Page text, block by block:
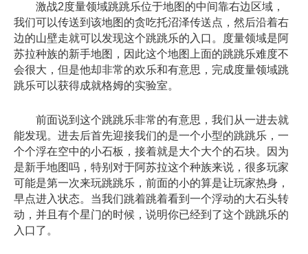
激战2度量领域跳跳乐位于地图的中间靠右边区域，
我们可以传送到该地图的贪吃托沼泽传送点，然后沿着右
边的山壁走就可以发现这个跳跳乐的入口。度量领域是阿
苏拉种族的新手地图，因此这个地图上面的跳跳乐难度不
会很大，但是他却非常的欢乐和有意思，完成度量领域跳
跳乐可以获得成就格姆的实验室。
前面说到这个跳跳乐非常的有意思，我们从一进去就
能发现。进去后首先迎接我们的是一个小型的跳跳乐，一
个个浮在空中的小石板，接着就是大个大个的石块。因为
是新手地图吗，特别对于阿苏拉这个种族来说，很多玩家
可能是第一次来玩跳跳乐，前面的小的算是让玩家热身，
早点进入状态。当我们跳着跳着看到一个浮动的大石头转
动，并且有个星门的时候，说明你已经到了这个跳跳乐的
入口了。